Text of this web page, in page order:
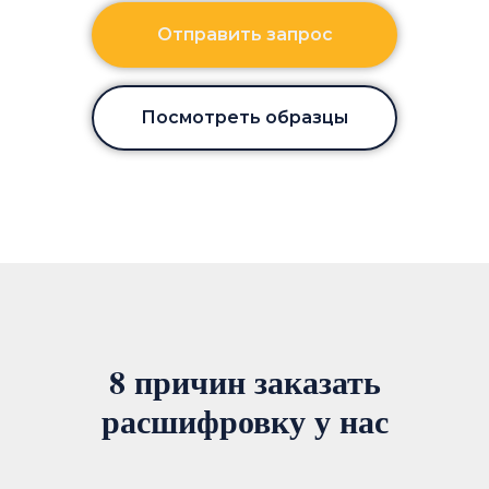
Отправить запрос
Посмотреть образцы
8 причин заказать
расшифровку у нас